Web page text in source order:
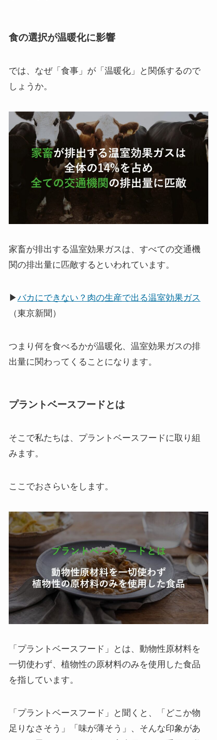
食の選択が温暖化に影響
では、なぜ「食事」が「温暖化」と関係するので
しょうか。
家畜が排出する温室効果ガスは、すべての交通機
関の排出量に匹敵するといわれています。
▶バカにできない？肉の生産で出る温室効果ガス
（東京新聞）
つまり何を食べるかが温暖化、温室効果ガスの排
出量に関わってくることになります。
プラントベースフードとは
そこで私たちは、プラントベースフードに取り組
みます。
ここでおさらいをします。
「プラントベースフード」とは、動物性原材料を
一切使わず、植物性の原材料のみを使用した食品
を指しています。
「プラントベースフード」と聞くと、「どこか物
足りなさそう」「味が薄そう」、そんな印象があ